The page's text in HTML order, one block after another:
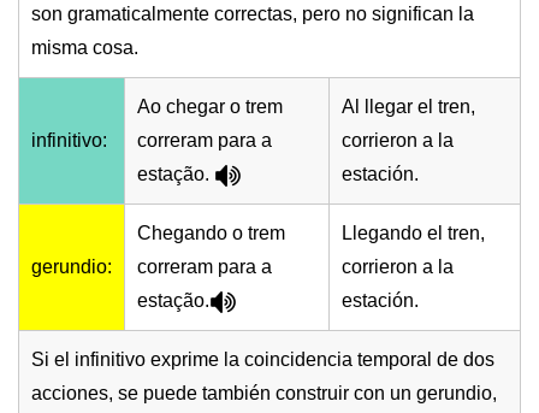
son gramaticalmente correctas, pero no significan la
misma cosa.
infinitivo:
Ao chegar o trem
correram para a
estação.
Al llegar el tren,
corrieron a la
estación.
gerundio:
Chegando o trem
correram para a
estação.
Llegando el tren,
corrieron a la
estación.
Si el infinitivo exprime la coincidencia temporal de dos
acciones, se puede también construir con un gerundio,